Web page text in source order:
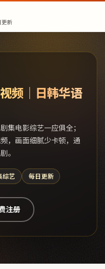
新
频｜日韩华语
集电影综艺一应俱全；
，画面细腻少卡顿，通
。
综艺 每日更新
注册